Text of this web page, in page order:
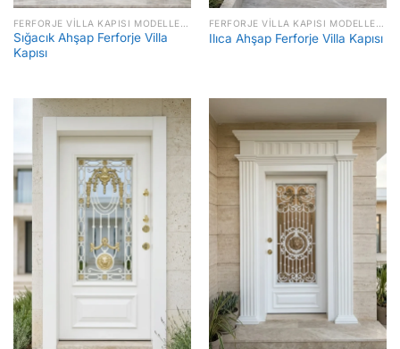
Sığacık Ahşap Ferforje Villa
Kapısı
Ilıca Ahşap Ferforje Villa Kapısı